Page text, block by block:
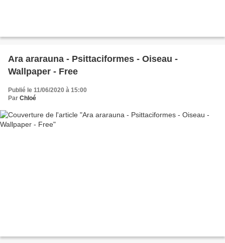
Ara ararauna - Psittaciformes - Oiseau -
Wallpaper - Free
Publié le 11/06/2020 à 15:00
Par Chloé